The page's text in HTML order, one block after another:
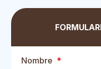
Nombre